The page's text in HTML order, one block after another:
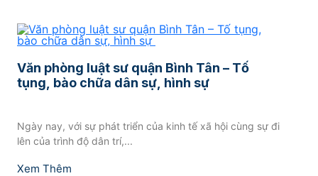
Văn phòng luật sư quận Bình Tân – Tố
tụng, bào chữa dân sự, hình sự
Ngày nay, với sự phát triển của kinh tế xã hội cùng sự đi
lên của trình độ dân trí,...
Xem Thêm